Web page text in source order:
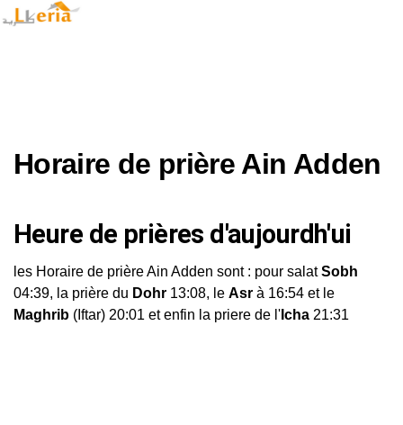
Horaire de prière Ain Adden
Heure de prières d'aujourdh'ui
les Horaire de prière Ain Adden sont : pour salatSobh
04:39, la prière du Dohr 13:08, le Asr à 16:54 et le
Maghrib (Iftar) 20:01 et enfin la priere de l' Icha 21:31